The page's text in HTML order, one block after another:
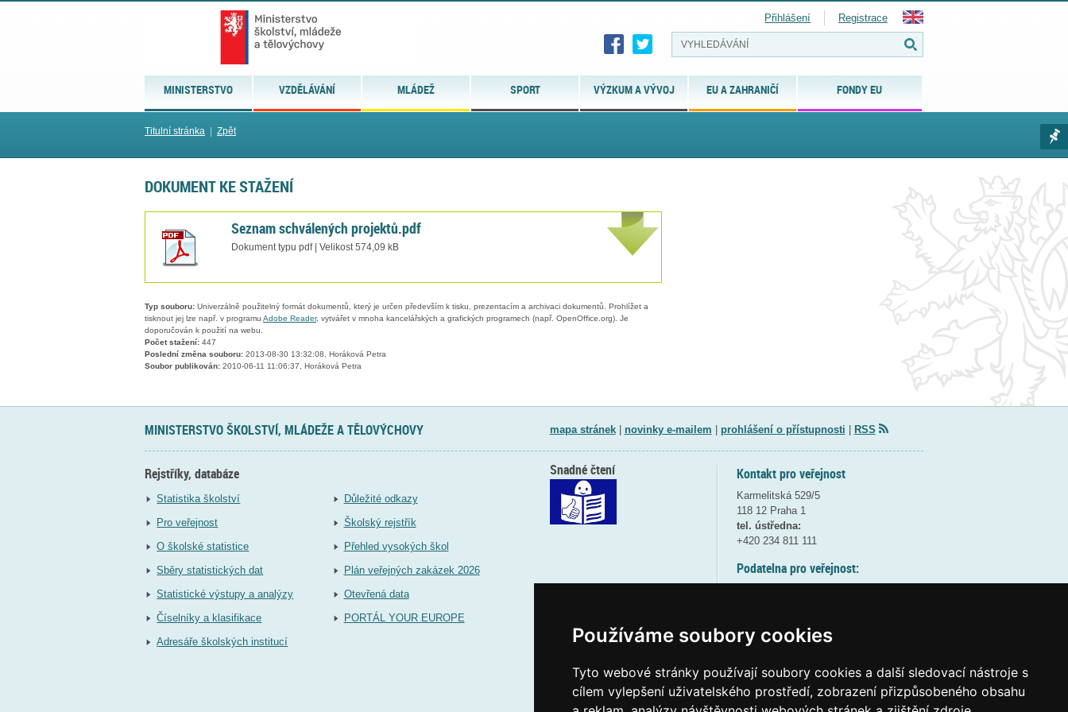
Používáme soubory cookies
Tyto webové stránky používají soubory cookies a další sledovací nástroje s
cílem vylepšení uživatelského prostředí, zobrazení přizpůsobeného obsahu
MINISTERSTVO VZDĚLÁVÁNÍ MLÁDEŽ SPORT VÝZKUM A VÝVOJ EU A ZAHRANIČÍ FONDY EU
Přihlášení Registrace
Titulní stránka Zpět
DOKUMENT KE STAŽENÍ
Seznam schválených projektů.pdf
Dokument typu pdf | Velikost 574,09 kB
Typ souboru: Univerzálně použitelný formát dokumentů, který je určen především k tisku, prezentacím a archivaci dokumentů. Prohlížet a
tisknout jej lze např. v programu Adobe Reader, vytvářet v mnoha kancelářských a grafických programech (např. OpenOffice.org). Je
doporučován k použití na webu.
Počet stažení: 447
Poslední změna souboru: 2013-08-30 13:32:08, Horáková Petra
Soubor publikován: 2010-06-11 11:06:37, Horáková Petra
MINISTERSTVO ŠKOLSTVÍ, MLÁDEŽE A TĚLOVÝCHOVY mapa stránek| novinky e-mailem prohlášení o přístupnosti RSS
Rejstříky, databáze
Statistika školství
Pro veřejnost
O školské statistice
Sběry statistických dat
Statistické výstupy a analýzy
Číselníky a klasifikace
Adresáře školských institucí
Důležité odkazy
Školský rejstřík
Přehled vysokých škol
Plán veřejných zakázek 2026
Otevřená data
PORTÁL YOUR EUROPE
Kontakt pro veřejnost
Karmelitská 529/5
118 12 Praha 1
tel. ústředna:
+420 234 811 111
Podatelna pro veřejnost:
(více informací
Elektronická podatelna:
Snadné čtení